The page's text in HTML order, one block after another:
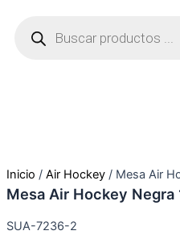
productos
Inicio / Air Hockey / Mesa Air
Mesa Air Hockey Negra
SUA-7236-2